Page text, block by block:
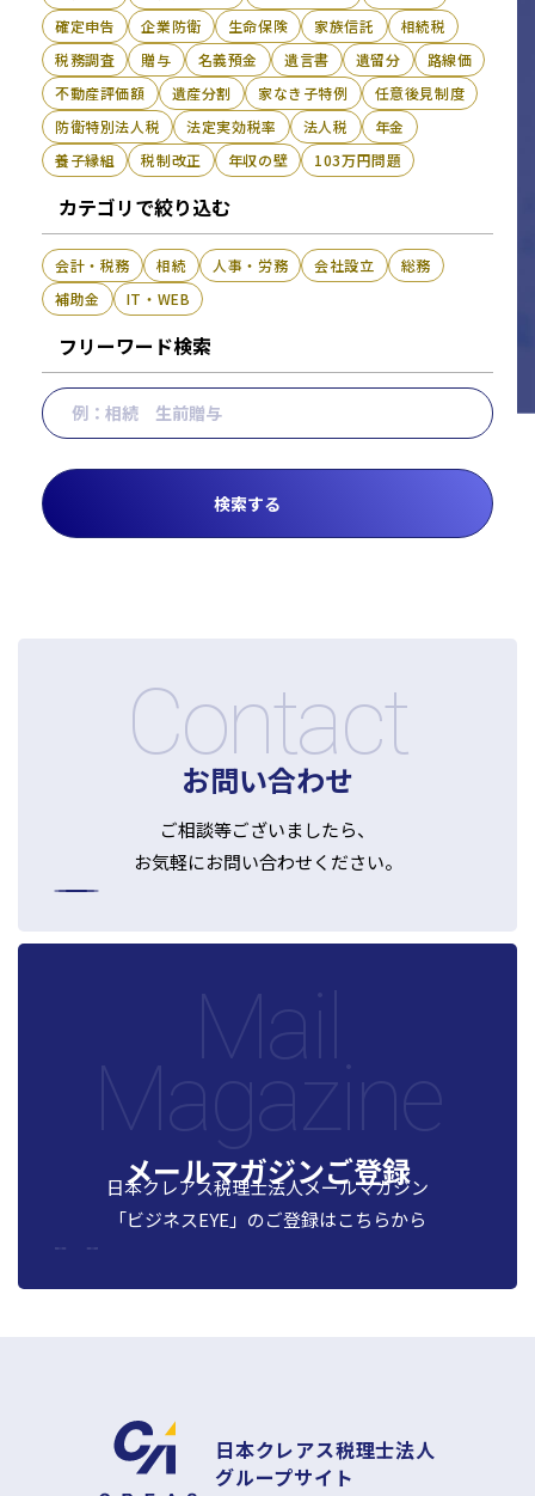
確定申告
企業防衛 生命保険 家族信託
相続税
税務調査
贈与 名義預金 遺言書 遺留分
路線価
不動産評価額
遺産分割 家なき子特例
任意後見制度
防衛特別法人税
法定実効税率 法人税
年金
養子縁組
税制改正 年収の壁 103万円問題
カテゴリで絞り込む
会計・税務 相続 人事・労務 会社設立
総務
補助金
IT・WEB
フリーワード検索
Contact
お問い合わせ
ご相談等ございましたら、
お気軽にお問い合わせください。
メールマガジンご登録
日本クレアス税理士法人メールマガジン
「ビジネスEYE」のご登録はこちらから
日本クレアス税理士法人
グループサイト